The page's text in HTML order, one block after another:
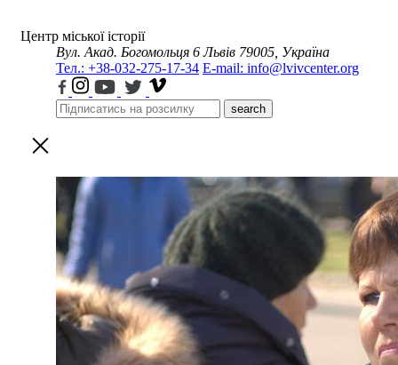
Центр міської історії
Вул. Акад. Богомольця 6 Львів 79005, Україна
Тел.: +38-032-275-17-34 E-mail: info@lvivcenter.org
search